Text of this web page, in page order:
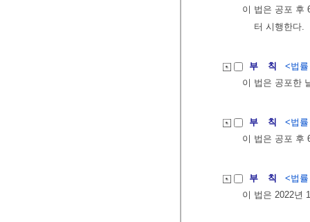
이 법은 공포 후
터 시행한다.
부 칙
<법
이 법은 공포한
부 칙
<법
이 법은 공포 후
부 칙
<법
이 법은 2022년